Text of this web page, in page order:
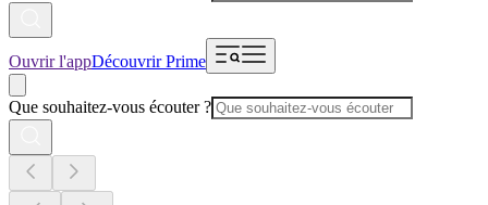
Ouvrir l'appDécouvrir Prime
Que souhaitez-vous écouter ?